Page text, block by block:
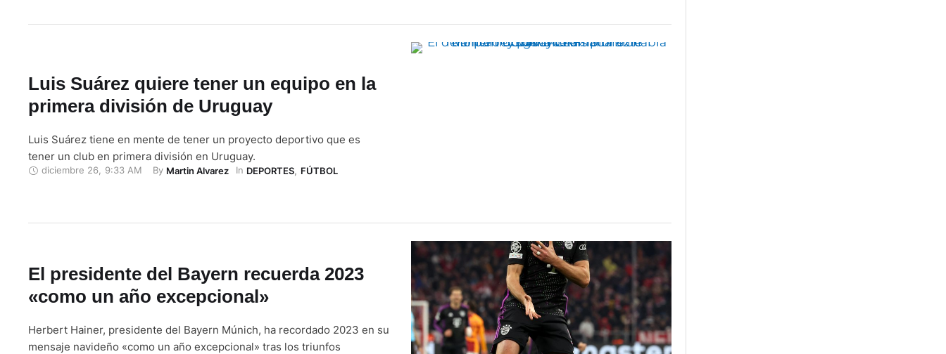
Luis Suárez quiere tener un equipo en la
primera división de Uruguay
Luis Suárez tiene en mente de tener un proyecto deportivo que es
tener un club en primera división en Uruguay.
diciembre 26 9:33 AM By Martin Alvarez In DEPORTES, FÚTBOL
El presidente del Bayern recuerda 2023
«como un año excepcional»
Herbert Hainer, presidente del Bayern Múnich, ha recordado 2023 en su
mensaje navideño «como un año excepcional» tras los triunfos